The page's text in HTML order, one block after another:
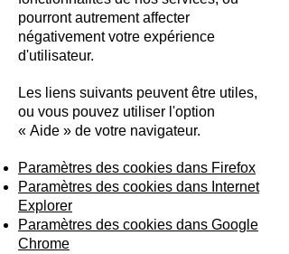
pourront autrement affecter
négativement votre expérience
d'utilisateur.
Les liens suivants peuvent être utiles,
ou vous pouvez utiliser l'option
« Aide » de votre navigateur.
Paramètres des cookies dans Firefox
Paramètres des cookies dans Internet
Explorer
Paramètres des cookies dans Google
Chrome